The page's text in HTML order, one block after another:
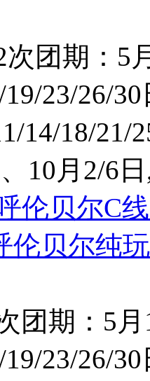
次 团期：5
23/26/
14/18/21/
10月2/6日
伦贝尔C
伦贝尔纯
团期：5
23/26/